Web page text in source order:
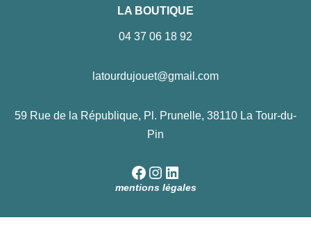
LA BOUTIQUE
04 37 06 18 92
latourdujouet@gmail.com
59 Rue de la République, Pl. Prunelle, 38110 La Tour-du-
Pin
mentions légales